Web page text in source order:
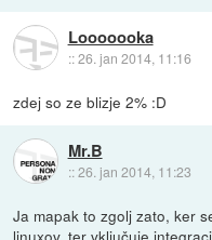
Looooooka
::26. jan 2014, 11:16
zdej so ze blizje 2% :D
Mr.B
::26. jan 2014, 11:23
Ja mapak to zgolj zato, ker
linuxov, ter vključuje